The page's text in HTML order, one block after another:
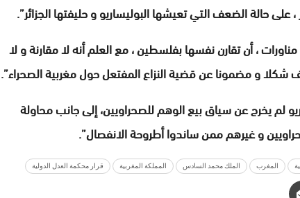
، على حالة الضعف التي تعيشها البوليساريو و حليفتها الجزائر”.
، أن تقارن نفسها بفلسطين ، مع العلم أنه لا مقارنة و لا
و مضمونا عن قضية النزاع المفتعل حول مغربية الصحراء”.
لم يخرج عن سياق بيع الوهم للصحراويين، إلى جانب محاولة
و غيرهم ممن ساندوا أطروحة الانفصال”.
المغرب الملك محمد السادس المملكة المغربية قرار محكمة العدل الدولية